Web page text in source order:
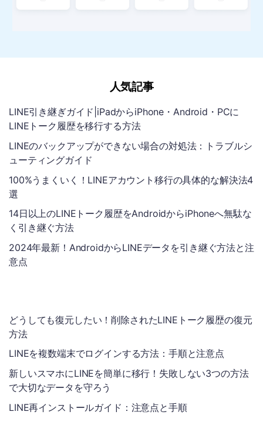
ップ」- 「LINE」をクリックします。
Step 2：デバイスをPCに接続する
デバイスをPCに接続すると、バックアップするデータのカテゴ
リが表示されます。
Step 3：LINEデータをバックアップする
「開始」をクリックすると、LINEのデータをPCにバックアップ
されます。
詳細なガイド>
Step 2：デバイスをPCに接続する
デバイスをPCに接続すると、バックアップファイル一覧が表示
されます。
Step 3：LINEデータを復元する
「開始」をクリックすると、LINEのバックアップファイルが復元
されます。
詳細なガイド>
人気記事
LINE引き継ぎガイド|iPadからiPhone・Android・PCに
LINEトーク履歴を移行する方法
LINEのバックアップができない場合の対処法：トラブルシ
ューティングガイド
100%うまくいく！LINEアカウント移行の具体的な解決法4
選
14日以上のLINEトーク履歴をAndroidからiPhoneへ無駄な
く引き継ぐ方法
2024年最新！AndroidからLINEデータを引き継ぐ方法と注
意点
どうしても復元したい！削除されたLINEトーク履歴の復元
方法
LINEを複数端末でログインする方法：手順と注意点
新しいスマホにLINEを簡単に移行！失敗しない3つの方法
で大切なデータを守ろう
LINE再インストールガイド：注意点と手順